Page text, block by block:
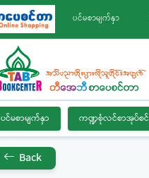
ပင်မစာမျက်နှာ
ပင်မစာမျက်နှာ ကဏ္ဍစုံလင်စာအုပ်စင်
Back